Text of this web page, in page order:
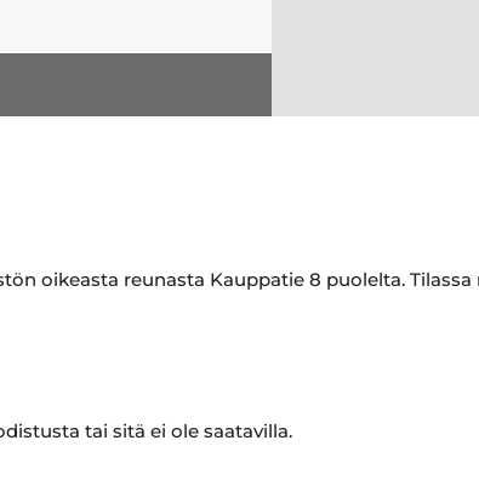
oikeasta reunasta Kauppatie 8 puolelta.
tai sitä ei ole saatavilla.